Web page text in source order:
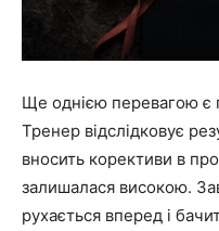
Ще однією перевагою є
Тренер відслідковує
вносить корективи в
залишалася високою.
рухається вперед і